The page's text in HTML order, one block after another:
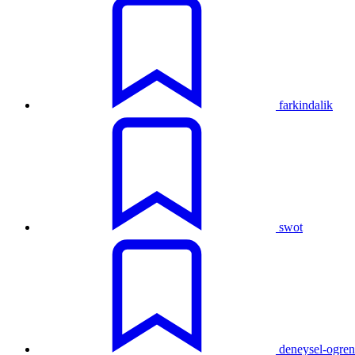
farkindalik
swot
deneysel-